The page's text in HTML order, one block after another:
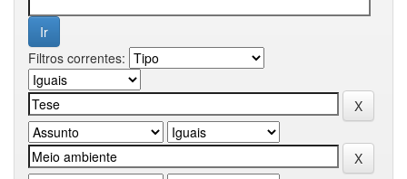
Filtros correntes: